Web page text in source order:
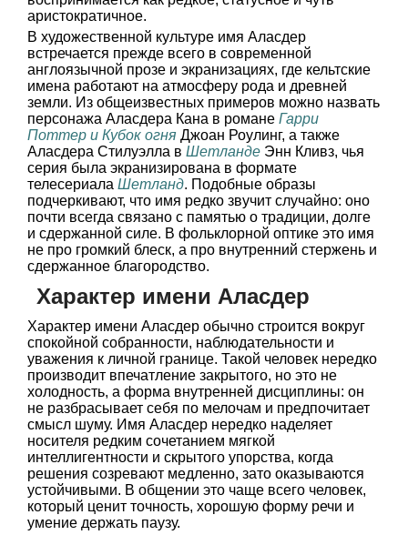
аристократичное.
В художественной культуре имя Аласдер
встречается прежде всего в современной
англоязычной прозе и экранизациях, где кельтские
имена работают на атмосферу рода и древней
земли. Из общеизвестных примеров можно назвать
персонажа Аласдера Кана в романе Гарри
Поттер и Кубок огня Джоан Роулинг, а также
Аласдера Стилуэлла в Шетланде Энн Кливз, чья
серия была экранизирована в формате
телесериала Шетланд. Подобные образы
подчеркивают, что имя редко звучит случайно: оно
почти всегда связано с памятью о традиции, долге
и сдержанной силе. В фольклорной оптике это имя
не про громкий блеск, а про внутренний стержень и
сдержанное благородство.
Характер имени Аласдер
Характер имени Аласдер обычно строится вокруг
спокойной собранности, наблюдательности и
уважения к личной границе. Такой человек нередко
производит впечатление закрытого, но это не
холодность, а форма внутренней дисциплины: он
не разбрасывает себя по мелочам и предпочитает
смысл шуму. Имя Аласдер нередко наделяет
носителя редким сочетанием мягкой
интеллигентности и скрытого упорства, когда
решения созревают медленно, зато оказываются
устойчивыми. В общении это чаще всего человек,
который ценит точность, хорошую форму речи и
умение держать паузу.